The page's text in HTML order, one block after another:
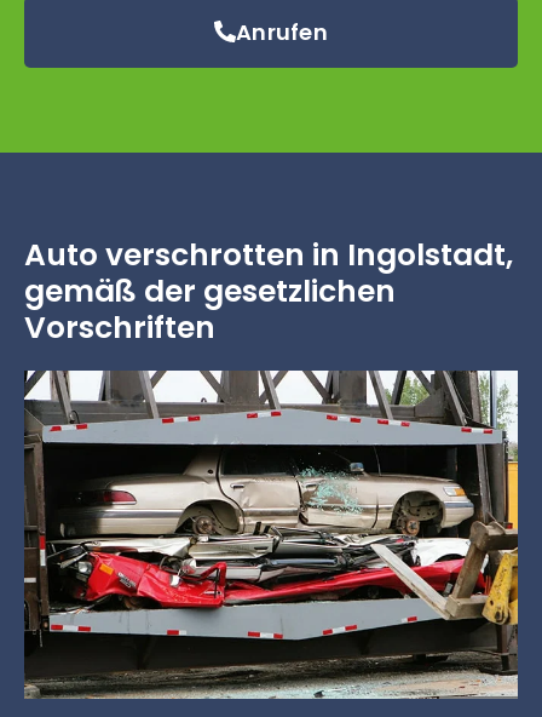
Anrufen
Auto verschrotten in Ingolstadt,
gemäß der gesetzlichen
Vorschriften